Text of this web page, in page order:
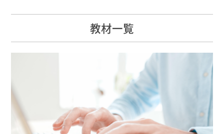
教材一覧